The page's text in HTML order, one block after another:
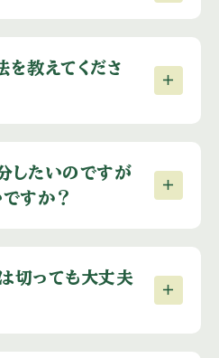
を教えてくださ
したいのですが
ですか？
切っても大丈夫